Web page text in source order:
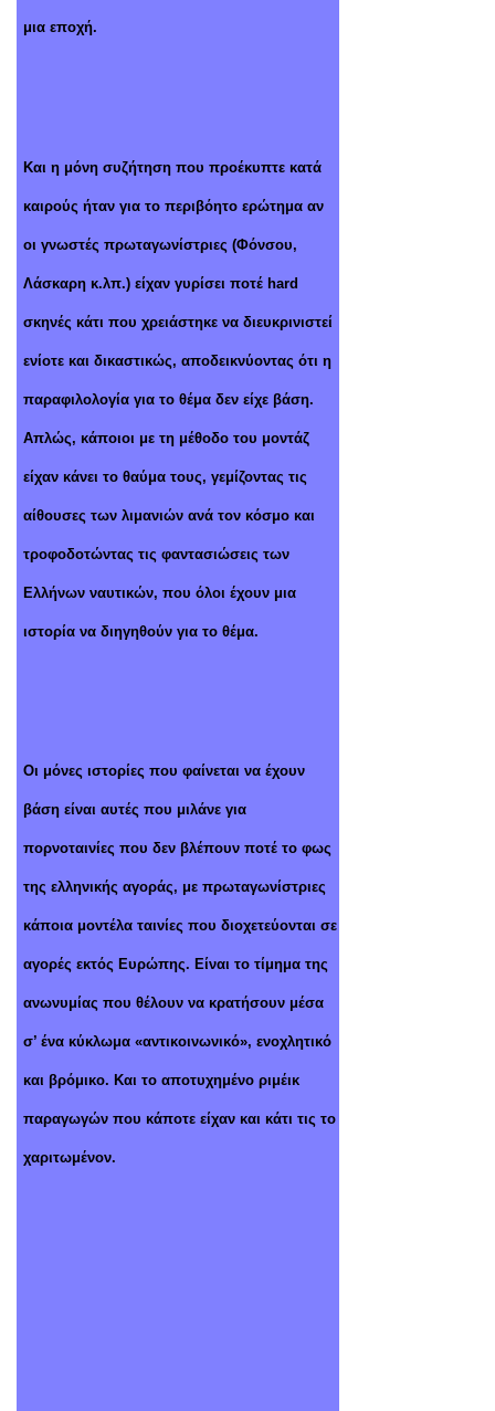
μια εποχή.
Και η μόνη συζήτηση που προέκυπτε κατά
καιρούς ήταν για το περιβόητο ερώτημα αν
οι γνωστές πρωταγωνίστριες (Φόνσου,
Λάσκαρη κ.λπ.) είχαν γυρίσει ποτέ hard
σκηνές κάτι που χρειάστηκε να διευκρινιστεί
ενίοτε και δικαστικώς, αποδεικνύοντας ότι η
παραφιλολογία για το θέμα δεν είχε βάση.
Απλώς, κάποιοι με τη μέθοδο του μοντάζ
είχαν κάνει το θαύμα τους, γεμίζοντας τις
αίθουσες των λιμανιών ανά τον κόσμο και
τροφοδοτώντας τις φαντασιώσεις των
Ελλήνων ναυτικών, που όλοι έχουν μια
ιστορία να διηγηθούν για το θέμα.
Οι μόνες ιστορίες που φαίνεται να έχουν
βάση είναι αυτές που μιλάνε για
πορνοταινίες που δεν βλέπουν ποτέ το φως
της ελληνικής αγοράς, με πρωταγωνίστριες
κάποια μοντέλα ταινίες που διοχετεύονται σε
αγορές εκτός Ευρώπης. Είναι το τίμημα της
ανωνυμίας που θέλουν να κρατήσουν μέσα
σ’ ένα κύκλωμα «αντικοινωνικό», ενοχλητικό
και βρόμικο. Και το αποτυχημένο ριμέικ
παραγωγών που κάποτε είχαν και κάτι τις το
χαριτωμένον.